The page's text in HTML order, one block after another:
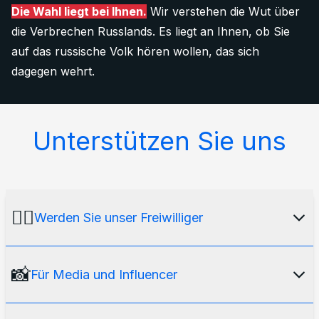
Die Wahl liegt bei Ihnen. Wir verstehen die Wut über
die Verbrechen Russlands. Es liegt an Ihnen, ob Sie
auf das russische Volk hören wollen, das sich
dagegen wehrt.
Unterstützen Sie uns
🙋‍♂️Werden Sie unser Freiwilliger
Unsere Medienplattform würde ohne unser
📸Für Media und Influencer